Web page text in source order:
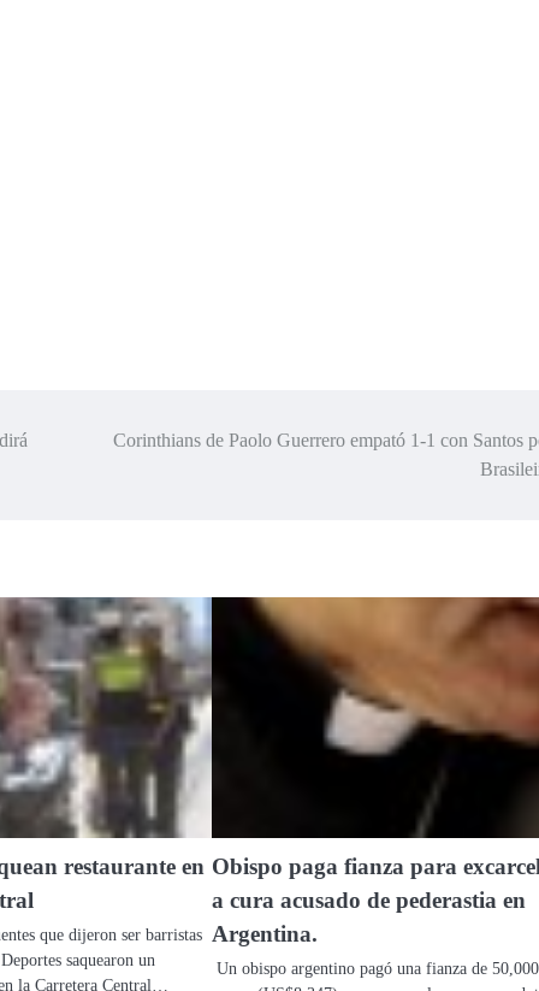
Corinthians de Paolo Guerrero empató 1-1 con Santos
restaurante en
que dijeron ser barristas
saquearon un
la Carretera Central…
Obispo paga fianza para
a cura acusado de pederastia en
Argentina.
Un obispo argentino pagó una fianza de 50,000